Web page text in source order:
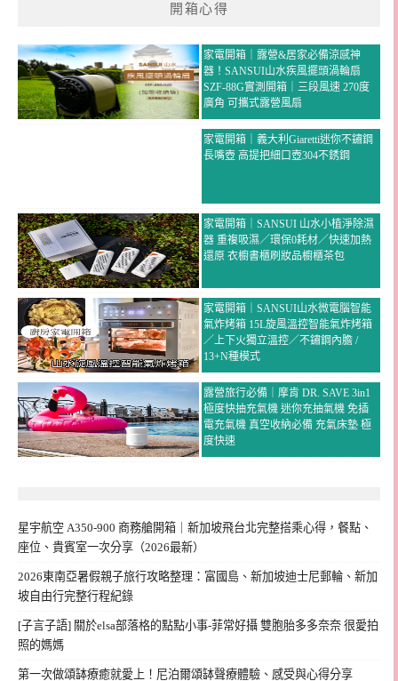
開箱心得
家電開箱｜露營&居家必備涼感神
器！SANSUI山水疾風擺頭渦輪扇
SZF-88G實測開箱｜三段風速 270度
廣角 可攜式露營風扇
家電開箱｜義大利Giaretti迷你不鏽鋼
長嘴壺 高提把細口壺304不銹鋼
家電開箱｜SANSUI 山水小植淨除濕
器 重複吸濕／環保0耗材／快速加熱
還原 衣櫥書櫃刷妝品櫥櫃茶包
家電開箱｜SANSUI山水微電腦智能
氣炸烤箱 15L旋風溫控智能氣炸烤箱
／上下火獨立溫控／不鏽鋼內膽 /
13+N種模式
露營旅行必備｜摩肯 DR. SAVE 3in1
極度快抽充氣機 迷你充抽氣機 免插
電充氣機 真空收納必備 充氣床墊 極
度快速
星宇航空 A350-900 商務艙開箱｜新加坡飛台北完整搭乘心得，餐點、
座位、貴賓室一次分享（2026最新）
2026東南亞暑假親子旅行攻略整理：富國島、新加坡迪士尼郵輪、新加
坡自由行完整行程紀錄
[子言子語] 關於elsa部落格的點點小事-菲常好攝 雙胞胎多多奈奈 很愛拍
照的媽媽
第一次做頌缽療癒就愛上！尼泊爾頌缽聲療體驗、感受與心得分享